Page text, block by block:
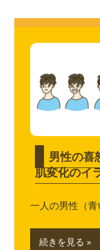
男性の喜
肌変化のイ
一人の男性（
続きを見る